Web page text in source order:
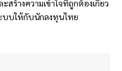
สร้างความเข้าใจที่ถูกต้องเกี่ยว
บบให้กับนักลงทุนไทย